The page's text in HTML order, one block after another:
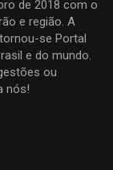
de 2018 com o
e região. A
se Portal
e do mundo.
ou
nós!